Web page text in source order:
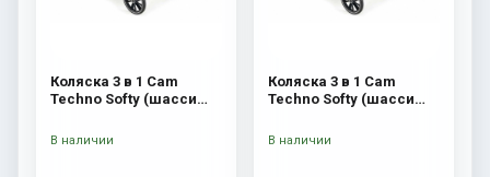
Коляска 3 в 1 Cam
Techno Softy (шасси
В наличии
Коляска 3 в 1 Cam
Techno Softy (шасси
В наличии